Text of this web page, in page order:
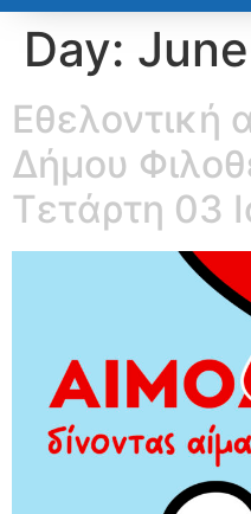
Day:
Εθελοντική
Δήμου
Τετάρτη 03